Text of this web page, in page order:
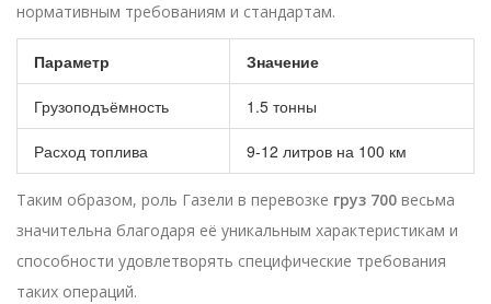
нормативным требованиям и стандартам.
Параметр Значение
Грузоподъёмность 1.5 тонны
Расход топлива 9-12 литров на 100 км
Таким образом, роль Газели в перевозке груз 700 весьма
значительна благодаря её уникальным характеристикам и
способности удовлетворять специфические требования
таких операций.